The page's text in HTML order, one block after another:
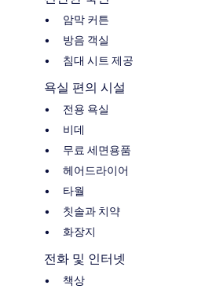
암막 커튼
방음 객실
침대 시트 제공
욕실 편의 시설
전용 욕실
비데
무료 세면용품
헤어드라이어
타월
칫솔과 치약
화장지
전화 및 인터넷
책상